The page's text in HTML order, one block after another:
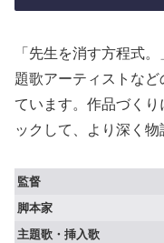
「先生を消す方程式
題歌アーティストな
ています。作品づく
ックして、より深く物
監督
脚本家
主題歌・挿入歌